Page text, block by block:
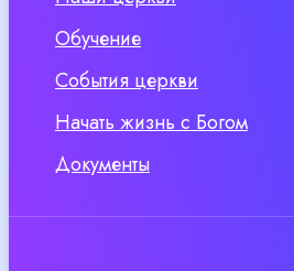
Обучение
События церкви
Начать жизнь с Богом
Документы